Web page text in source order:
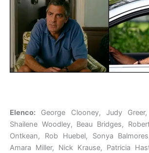
Elenco: George Clooney, Judy
Shailene Woodley, Beau Bridges,
Ontkean, Rob Huebel, Sonya
Amara Miller, Nick Krause, Patricia